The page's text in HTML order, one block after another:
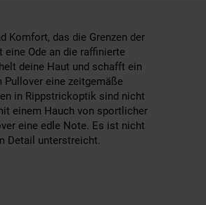
Komfort, das die Grenzen der
Ode an die raffinierte
deine Haut und schafft ein
Pullover eine zeitgemäße
in Rippstrickoptik sind nicht
einem Hauch von sportlicher
eine edle Note. Es ist nicht
Detail unterstreicht.